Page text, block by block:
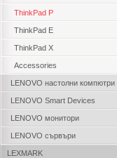
ThinkPad P
ThinkPad E
ThinkPad X
Accessories
LENOVO настолни компютри
LENOVO Smart Devices
LENOVO монитори
LENOVO сървъри
LEXMARK